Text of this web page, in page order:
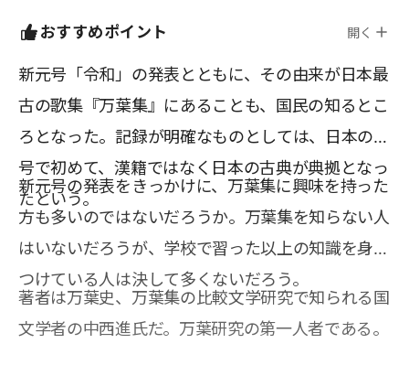
おすすめポイント 開く
新元号「令和」の発表とともに、その由来が日本最
古の歌集『万葉集』にあることも、国民の知るとこ
ろとなった。記録が明確なものとしては、日本の元
号で初めて、漢籍ではなく日本の古典が典拠となっ
たという。
新元号の発表をきっかけに、万葉集に興味を持った
方も多いのではないだろうか。万葉集を知らない人
はいないだろうが、学校で習った以上の知識を身に
つけている人は決して多くないだろう。
著者は万葉史、万葉集の比較文学研究で知られる国
文学者の中西進氏だ。万葉研究の第一人者である。